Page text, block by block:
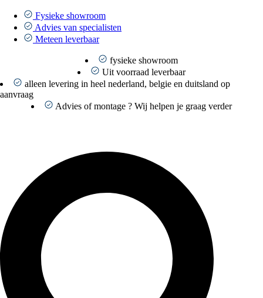
naar
inhoud
Fysieke showroom
Advies van specialisten
Meteen leverbaar
fysieke showroom
Uit voorraad leverbaar
alleen levering in heel nederland, belgie en duitsland op
aanvraag
Advies of montage ? Wij helpen je graag verder